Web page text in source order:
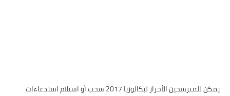
يمكن للمترشحين الأحرار لبكالوريا 2017 سحب أو استلام استدعاءات